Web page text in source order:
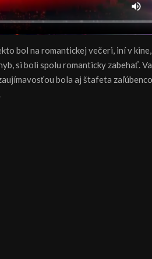
bol na romantickej večeri, iní v
si boli spolu romanticky zabehať.
bola aj štafeta